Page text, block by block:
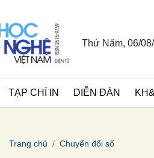
Thứ Năm, 06/
TẠP CHÍ IN DIỄN ĐÀN
Trang chủ Chuyển đổi số